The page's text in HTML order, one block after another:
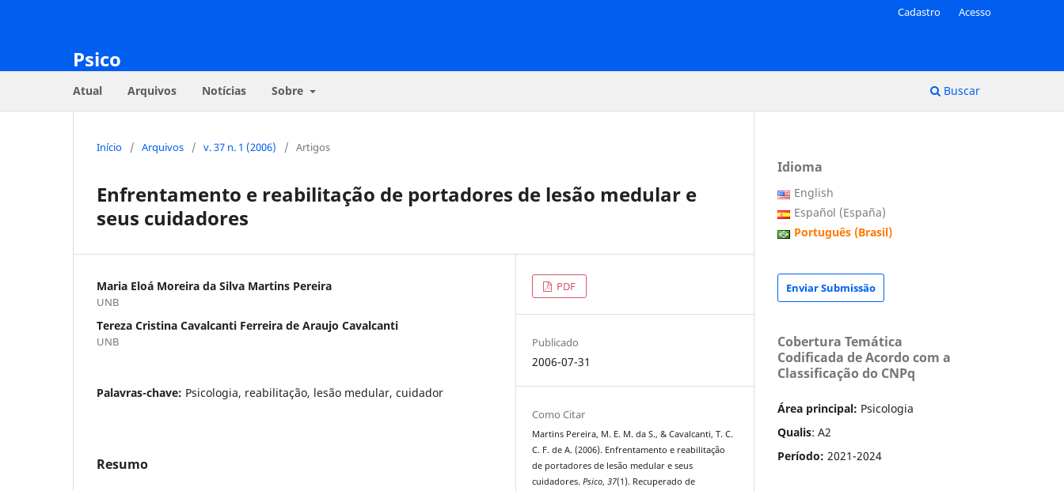
Psico
Atual Arquivos Notícias Sobre Buscar
Cadastro Acesso
Início / Arquivos / v. 37 n. 1 (2006) / Artigos
Enfrentamento e reabilitação de portadores de lesão medular e
seus cuidadores
Maria Eloá Moreira da Silva Martins Pereira
UNB
Tereza Cristina Cavalcanti Ferreira de Araujo Cavalcanti
UNB
Palavras-chave: Psicologia, reabilitação, lesão medular, cuidador
Resumo
PDF
Publicado
2006-07-31
Como Citar
Martins Pereira, M. E. M. da S., & Cavalcanti, T. C.
C. F. de A. (2006). Enfrentamento e reabilitação
de portadores de lesão medular e seus
cuidadores.Psico,37(1). Recuperado de
Idioma
English
Español (España)
Português (Brasil)
Enviar Submissão
Cobertura Temática
Codificada de Acordo com a
Classificação do CNPq
Área principal: Psicologia
Qualis: A2
Período: 2021-2024